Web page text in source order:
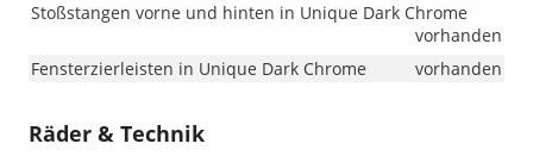
Stoßstangen vorne und hinten in Unique Dark Chrome
vorhanden
Fensterzierleisten in Unique Dark Chrome
vorhanden
Räder & Technik